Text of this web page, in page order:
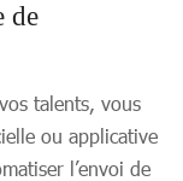
de
talents, vous
ou applicative
l’envoi de